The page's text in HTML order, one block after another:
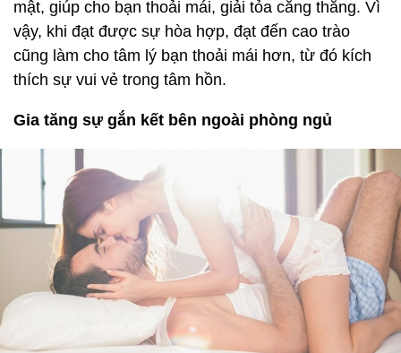
mật, giúp cho bạn thoải mái, giải tỏa căng thẳng. Vì
vậy, khi đạt được sự hòa hợp, đạt đến cao trào
cũng làm cho tâm lý bạn thoải mái hơn, từ đó kích
thích sự vui vẻ trong tâm hồn.
Gia tăng sự gắn kết bên ngoài phòng ngủ